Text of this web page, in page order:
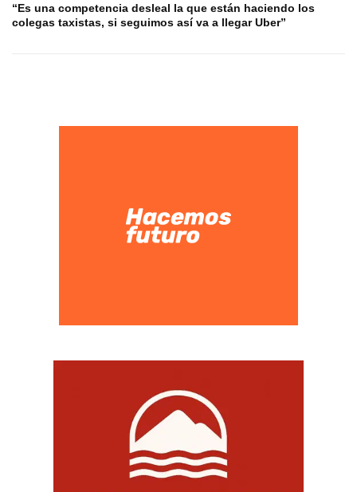
“Es una competencia desleal la que están haciendo los
colegas taxistas, si seguimos así va a llegar Uber”